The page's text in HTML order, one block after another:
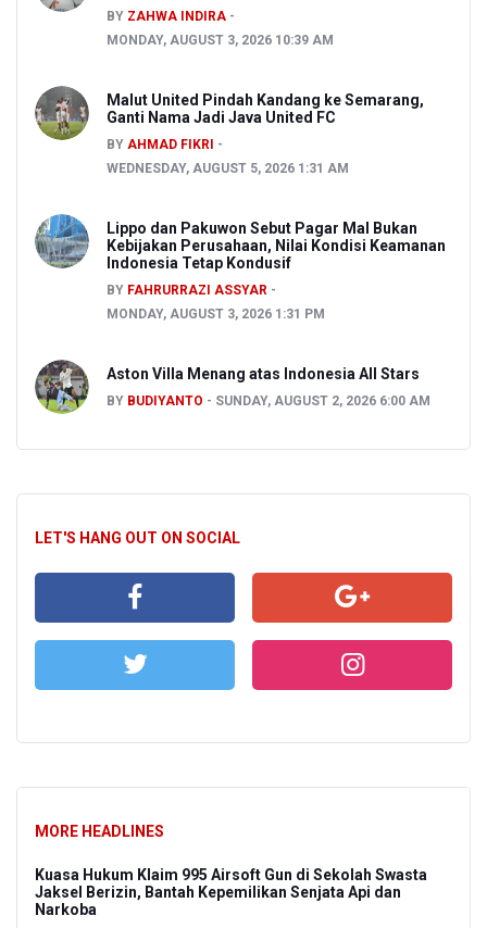
BY ZAHWA INDIRA
MONDAY, AUGUST 3, 2026 10:39 AM
Malut United Pindah Kandang ke Semarang,
Ganti Nama Jadi Java United FC
BY AHMAD FIKRI
WEDNESDAY, AUGUST 5, 2026 1:31 AM
Lippo dan Pakuwon Sebut Pagar Mal Bukan
Kebijakan Perusahaan, Nilai Kondisi Keamanan
Indonesia Tetap Kondusif
BY FAHRURRAZI ASSYAR
MONDAY, AUGUST 3, 2026 1:31 PM
Aston Villa Menang atas Indonesia All Stars
BY BUDIYANTO SUNDAY, AUGUST 2, 2026 6:00 AM
LET'S HANG OUT ON SOCIAL
MORE HEADLINES
Kuasa Hukum Klaim 995 Airsoft Gun di Sekolah Swasta
Jaksel Berizin, Bantah Kepemilikan Senjata Api dan
Narkoba